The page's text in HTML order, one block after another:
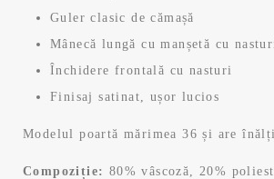
Guler clasic de cămașă
Mânecă lungă cu manșetă cu
Închidere frontală cu nasturi
Finisaj satinat, ușor lucios
Modelul poartă mărimea 36 și are
Compoziție: 80% vâscoză, 20%